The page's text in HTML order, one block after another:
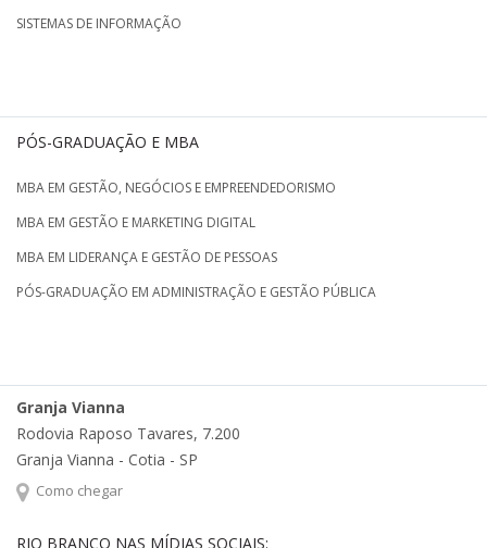
SISTEMAS DE INFORMAÇÃO
PÓS-GRADUAÇÃO E MBA
MBA EM GESTÃO, NEGÓCIOS E EMPREENDEDORISMO
MBA EM GESTÃO E MARKETING DIGITAL
MBA EM LIDERANÇA E GESTÃO DE PESSOAS
PÓS-GRADUAÇÃO EM ADMINISTRAÇÃO E GESTÃO PÚBLICA
Granja Vianna
Rodovia Raposo Tavares, 7.200
Granja Vianna - Cotia - SP
Como chegar
RIO BRANCO NAS MÍDIAS SOCIAIS: